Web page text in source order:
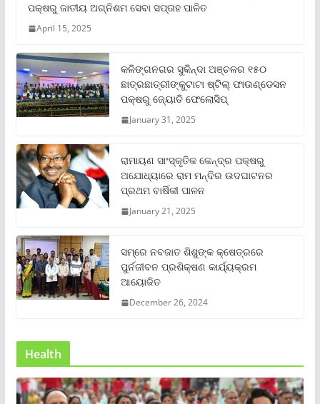
ପକ୍ଷରୁ ଜାତୀୟ ଅଗ୍ନିଶମ ସେବା ସପ୍ତାହ ପାଳିତ
April 15, 2025
କଳିଙ୍ଗନଗର ସୁକିନ୍ଦା ଅଞ୍ଚଳର ୧୫୦
ଛାତ୍ରଛାତ୍ରୀଙ୍କୁଟାଟା ଷ୍ଟିଲ୍ ଫାଉଣ୍ଡେସନ
ପକ୍ଷରୁ ଜ୍ୟୋତି ଫେଲୋସିପ୍‌
January 31, 2025
ରାମାୟଣ ସାଂସ୍କୃତିକ କେନ୍ଦ୍ର ପକ୍ଷରୁ
ଅଯୋଧ୍ୟାରେ ରାମ ମନ୍ଦିର ଉଦଘାଟନର
ପ୍ରଥମ ବାର୍ଷିକୀ ପାଳନ
January 21, 2025
ସମ୍‌ରେ ନବଜାତ ଶିଶୁଙ୍କ କ୍ଷେତ୍ରରେ
ପୁର୍ନଜୀବନ ପ୍ରଶିକ୍ଷଣ କାର୍ଯ୍ୟକ୍ରମ
ଆୟୋଜିତ
December 26, 2024
Health